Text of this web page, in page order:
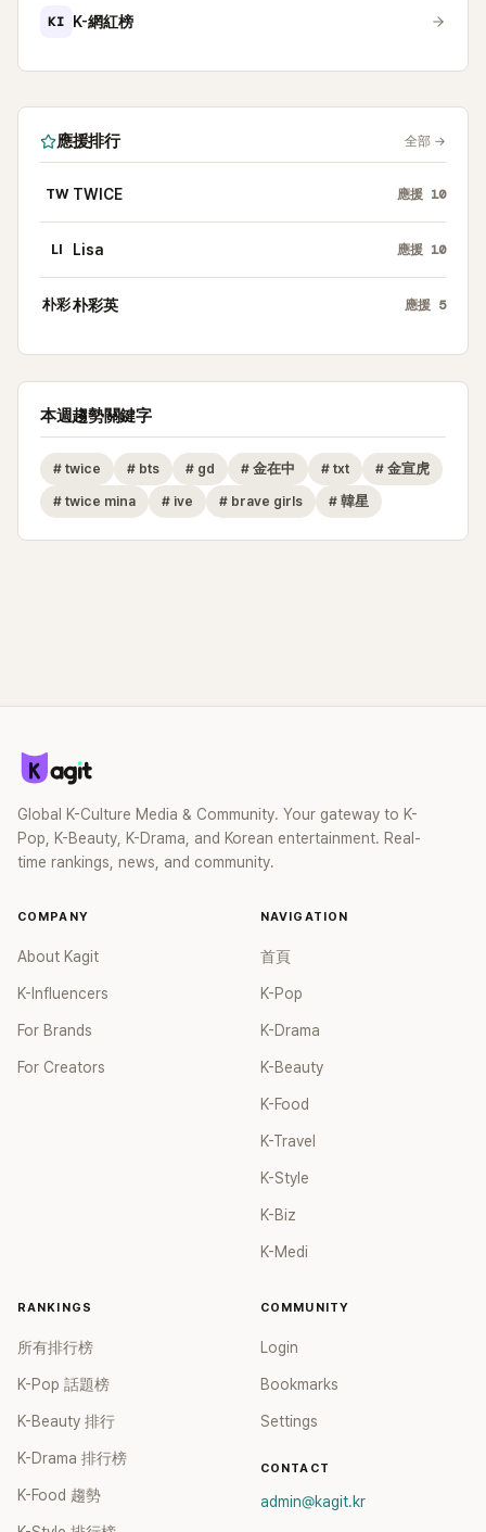
KI K-網紅榜
應援排行 全部 →
TW TWICE 應援 10
LI Lisa 應援 10
朴彩朴彩英 應援 5
本週趨勢關鍵字
# twice # bts # gd # 金在中 # txt # 金宣虎
# twice mina # ive # brave girls # 韓星
Global K-Culture Media & Community. Your gateway to K-
Pop, K-Beauty, K-Drama, and Korean entertainment. Real-
time rankings, news, and community.
COMPANY
About Kagit
K-Influencers
For Brands
For Creators
NAVIGATION
首頁
K-Pop
K-Drama
K-Beauty
K-Food
K-Travel
K-Style
K-Biz
K-Medi
RANKINGS
所有排行榜
K-Pop 話題榜
K-Beauty 排行
K-Drama 排行榜
K-Food 趨勢
COMMUNITY
Login
Bookmarks
Settings
CONTACT
admin@kagit.kr